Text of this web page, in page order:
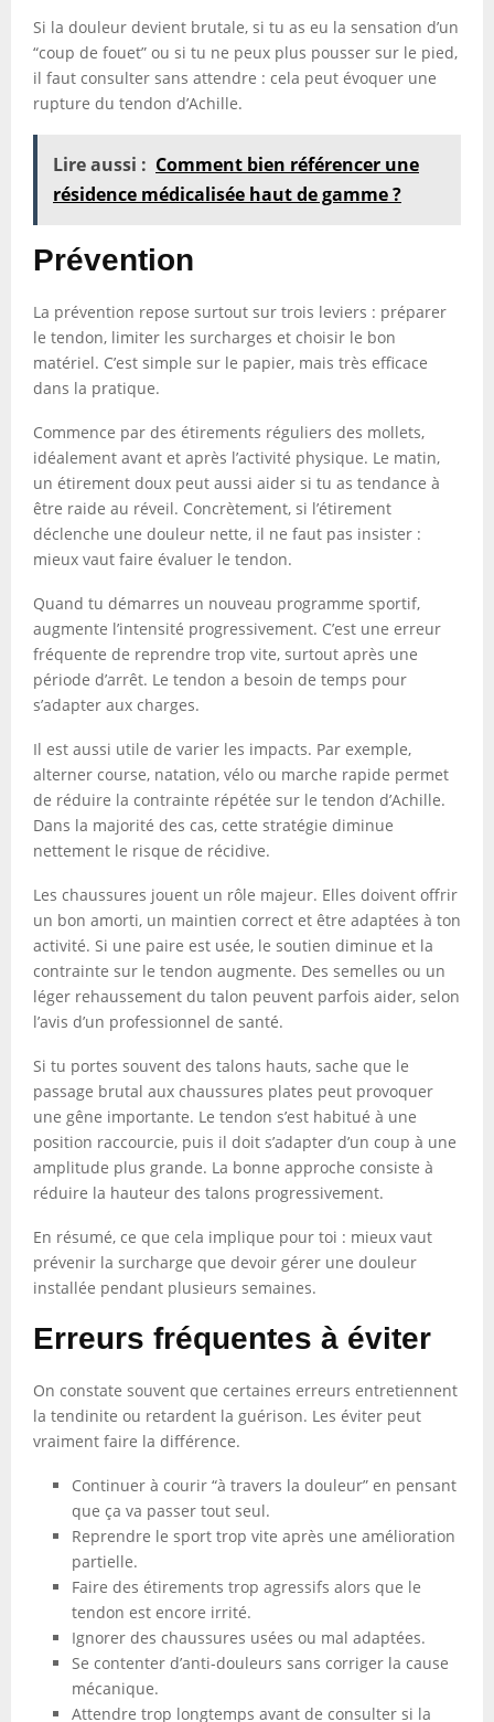
Si la douleur devient brutale, si tu as eu la sensation d’un
“coup de fouet” ou si tu ne peux plus pousser sur le pied,
il faut consulter sans attendre : cela peut évoquer une
rupture du tendon d’Achille.
Lire aussi : Comment bien référencer une
résidence médicalisée haut de gamme ?
Prévention
La prévention repose surtout sur trois leviers : préparer
le tendon, limiter les surcharges et choisir le bon
matériel. C’est simple sur le papier, mais très efficace
dans la pratique.
Commence par des étirements réguliers des mollets,
idéalement avant et après l’activité physique. Le matin,
un étirement doux peut aussi aider si tu as tendance à
être raide au réveil. Concrètement, si l’étirement
déclenche une douleur nette, il ne faut pas insister :
mieux vaut faire évaluer le tendon.
Quand tu démarres un nouveau programme sportif,
augmente l’intensité progressivement. C’est une erreur
fréquente de reprendre trop vite, surtout après une
période d’arrêt. Le tendon a besoin de temps pour
s’adapter aux charges.
Il est aussi utile de varier les impacts. Par exemple,
alterner course, natation, vélo ou marche rapide permet
de réduire la contrainte répétée sur le tendon d’Achille.
Dans la majorité des cas, cette stratégie diminue
nettement le risque de récidive.
Les chaussures jouent un rôle majeur. Elles doivent offrir
un bon amorti, un maintien correct et être adaptées à ton
activité. Si une paire est usée, le soutien diminue et la
contrainte sur le tendon augmente. Des semelles ou un
léger rehaussement du talon peuvent parfois aider, selon
l’avis d’un professionnel de santé.
Si tu portes souvent des talons hauts, sache que le
passage brutal aux chaussures plates peut provoquer
une gêne importante. Le tendon s’est habitué à une
position raccourcie, puis il doit s’adapter d’un coup à une
amplitude plus grande. La bonne approche consiste à
réduire la hauteur des talons progressivement.
En résumé, ce que cela implique pour toi : mieux vaut
prévenir la surcharge que devoir gérer une douleur
installée pendant plusieurs semaines.
Erreurs fréquentes à éviter
On constate souvent que certaines erreurs entretiennent
la tendinite ou retardent la guérison. Les éviter peut
vraiment faire la différence.
Continuer à courir “à travers la douleur” en pensant
que ça va passer tout seul.
Reprendre le sport trop vite après une amélioration
partielle.
Faire des étirements trop agressifs alors que le
tendon est encore irrité.
Ignorer des chaussures usées ou mal adaptées.
Se contenter d’anti-douleurs sans corriger la cause
mécanique.
Attendre trop longtemps avant de consulter si la